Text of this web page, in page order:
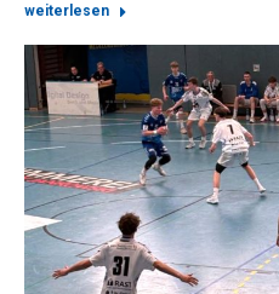
weiterlesen